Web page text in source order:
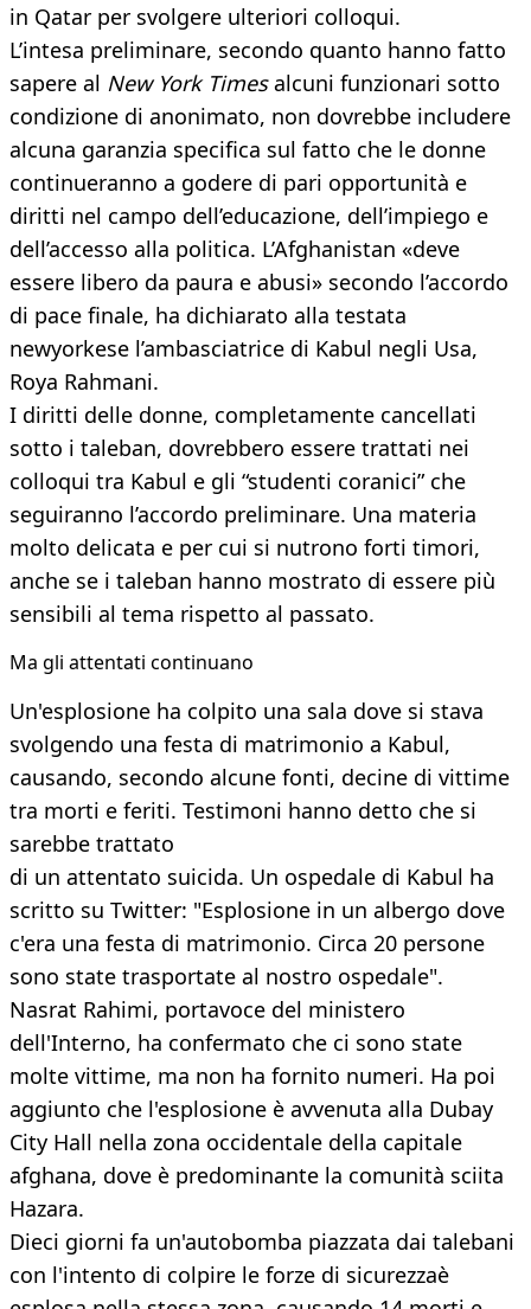
in Qatar per svolgere ulteriori colloqui.
L’intesa preliminare, secondo quanto hanno fatto
sapere al New York Timesalcuni funzionari sotto
condizione di anonimato, non dovrebbe includere
alcuna garanzia specifica sul fatto che le donne
continueranno a godere di pari opportunità e
diritti nel campo dell’educazione, dell’impiego e
dell’accesso alla politica. L’Afghanistan «deve
essere libero da paura e abusi» secondo l’accordo
di pace finale, ha dichiarato alla testata
newyorkese l’ambasciatrice di Kabul negli Usa,
Roya Rahmani.
I diritti delle donne, completamente cancellati
sotto i taleban, dovrebbero essere trattati nei
colloqui tra Kabul e gli “studenti coranici” che
seguiranno l’accordo preliminare. Una materia
molto delicata e per cui si nutrono forti timori,
anche se i taleban hanno mostrato di essere più
sensibili al tema rispetto al passato.
Ma gli attentati continuano
Un'esplosione ha colpito una sala dove si stava
svolgendo una festa di matrimonio a Kabul,
causando, secondo alcune fonti, decine di vittime
tra morti e feriti. Testimoni hanno detto che si
sarebbe trattato
di un attentato suicida. Un ospedale di Kabul ha
scritto su Twitter: "Esplosione in un albergo dove
c'era una festa di matrimonio. Circa 20 persone
sono state trasportate al nostro ospedale".
Nasrat Rahimi, portavoce del ministero
dell'Interno, ha confermato che ci sono state
molte vittime, ma non ha fornito numeri. Ha poi
aggiunto che l'esplosione è avvenuta alla Dubay
City Hall nella zona occidentale della capitale
afghana, dove è predominante la comunità sciita
Hazara.
Dieci giorni fa un'autobomba piazzata dai talebani
con l'intento di colpire le forze di sicurezzaè